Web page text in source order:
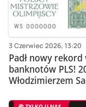
3 Czerwiec 2026, 13:20
Padł nowy
banknotów PLS!
Włodzimierzem